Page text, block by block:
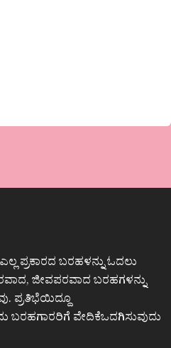
ಪ್ರಕಾರದ ಬರಹಳನ್ನು ಓದಲು
ಜೀವಪರವಾದ ಬರಹಗಳನ್ನು
ಪ್ರತಿಭೆಯಿದ್ದೂ
ವೇದಿಕೆಒದಗಿಸುವುದು